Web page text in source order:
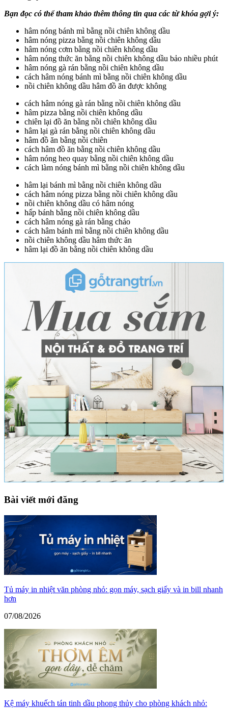
Bạn đọc có thể tham khảo thêm thông tin qua các từ khóa gợi ý:
hâm nóng bánh mì bằng nồi chiên không dầu
hâm nóng pizza bằng nồi chiên không dầu
hâm nóng cơm bằng nồi chiên không dầu
hâm nóng thức ăn bằng nồi chiên không dầu bảo nhiều phút
hâm nóng gà rán bằng nồi chiên không dầu
cách hâm nóng bánh mì bằng nồi chiên không dầu
nồi chiên không dầu hâm đồ ăn được không
cách hâm nóng gà rán bằng nồi chiên không dầu
hâm pizza bằng nồi chiên không dầu
chiên lại đồ ăn bằng nồi chiên không dầu
hâm lại gà rán bằng nồi chiên không dầu
hâm đồ ăn bằng nồi chiên
cách hâm đồ ăn bằng nồi chiên không dầu
hâm nóng heo quay bằng nồi chiên không dầu
cách làm nóng bánh mì bằng nồi chiên không dầu
hâm lại bánh mì bằng nồi chiên không dầu
cách hâm nóng pizza bằng nồi chiên không dầu
nồi chiên không dầu có hâm nóng
hấp bánh bằng nồi chiên không dầu
cách hâm nóng gà rán bằng chảo
cách hâm bánh mì bằng nồi chiên không dầu
nồi chiên không dầu hâm thức ăn
hâm lại đồ ăn bằng nồi chiên không dầu
Bài viết mới đăng
Tủ máy in nhiệt văn phòng nhỏ: gọn máy, sạch giấy và in bill nhanh
hơn
07/08/2026
Kệ máy khuếch tán tinh dầu phong thủy cho phòng khách nhỏ: